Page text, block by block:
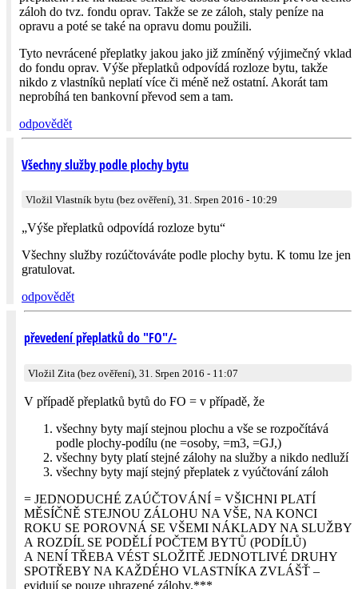
záloh do tvz. fondu oprav. Takže se ze záloh, staly peníze na
opravu a poté se také na opravu domu použili.
Tyto nevrácené přeplatky jakou jako již zmíněný výjimečný vklad
do fondu oprav. Výše přeplatků odpovídá rozloze bytu, takže
nikdo z vlastníků neplatí více či méně než ostatní. Akorát tam
neprobíhá ten bankovní převod sem a tam.
odpovědět
Všechny služby podle plochy bytu
Vložil Vlastník bytu (bez ověření), 31. Srpen 2016 - 10:29
„Výše přeplatků odpovídá rozloze bytu“
Všechny služby rozúčtováváte podle plochy bytu. K tomu lze jen
gratulovat.
odpovědět
převedení přeplatků do "FO"/-
Vložil Zita (bez ověření), 31. Srpen 2016 - 11:07
V případě přeplatků bytů do FO = v případě, že
všechny byty mají stejnou plochu a vše se rozpočítává
podle plochy-podílu (ne =osoby, =m3, =GJ,)
všechny byty platí stejné zálohy na služby a nikdo nedluží
všechny byty mají stejný přeplatek z vyúčtování záloh
= JEDNODUCHÉ ZAÚČTOVÁNÍ = VŠICHNI PLATÍ
MĚSÍČNĚ STEJNOU ZÁLOHU NA VŠE, NA KONCI
ROKU SE POROVNÁ SE VŠEMI NÁKLADY NA SLUŽBY
A ROZDÍL SE PODĚLÍ POČTEM BYTŮ (PODÍLŮ)
A NENÍ TŘEBA VÉST SLOŽITĚ JEDNOTLIVÉ DRUHY
SPOTŘEBY NA KAŽDÉHO VLASTNÍKA ZVLÁŠŤ –
evidují se pouze uhrazené zálohy.***